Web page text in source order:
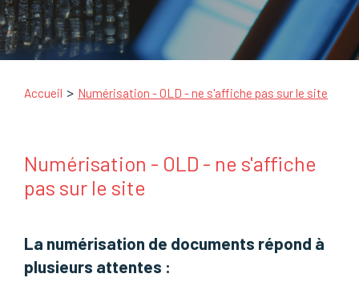
Accueil Numérisation - OLD - ne s'affiche pas sur le site
Numérisation - OLD - ne s'affiche
pas sur le site
La numérisation de documents répond à
plusieurs attentes :